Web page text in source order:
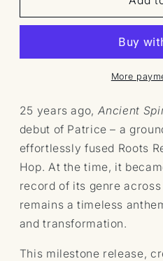
Spirit
Spirit
More
25 years ago, Ancient
debut of Patrice – a
effortlessly fused Roots
Hop. At the time, it
record of its genre
remains a timeless
and transformation.
This milestone release,